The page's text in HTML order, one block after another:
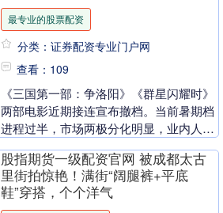
最专业的股票配资
分类：证券配资专业门户网
查看：109
《三国第一部：争洛阳》《群星闪耀时》
两部电影近期接连宣布撤档。当前暑期档
进程过半，市场两极分化明显，业内人士
现不及预期、排片....
股指期货一级配资官网 被成都太古
里街拍惊艳！满街“阔腿裤+平底
鞋”穿搭，个个洋气